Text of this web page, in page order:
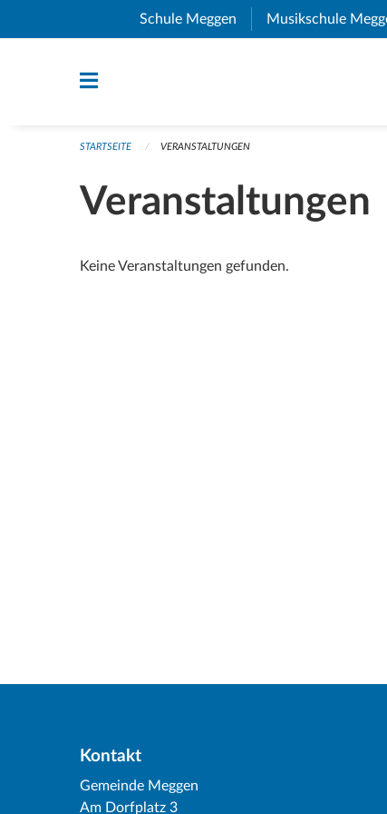
Navigation überspringen
Schule Meggen (External Link)
Musikschule
STARTSEITE VERANSTALTUNGEN
Veranstaltungen
Keine Veranstaltungen gefunden.
Kontakt
Gemeinde Meggen
Am Dorfplatz 3